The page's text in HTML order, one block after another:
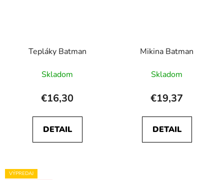
Tepláky Batman
Skladom
€16,30
DETAIL
Mikina Batman
Skladom
€19,37
DETAIL
VÝPREDAJ